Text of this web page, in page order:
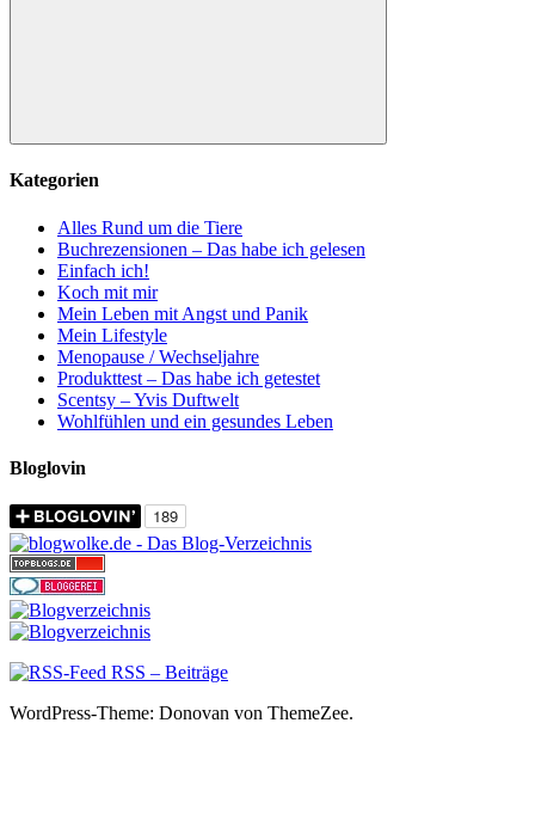
Suchen
Kategorien
Alles Rund um die Tiere
Buchrezensionen – Das habe ich gelesen
Einfach ich!
Koch mit mir
Mein Leben mit Angst und Panik
Mein Lifestyle
Menopause / Wechseljahre
Produkttest – Das habe ich getestet
Scentsy – Yvis Duftwelt
Wohlfühlen und ein gesundes Leben
Bloglovin
RSS – Beiträge
WordPress-Theme: Donovan von ThemeZee.